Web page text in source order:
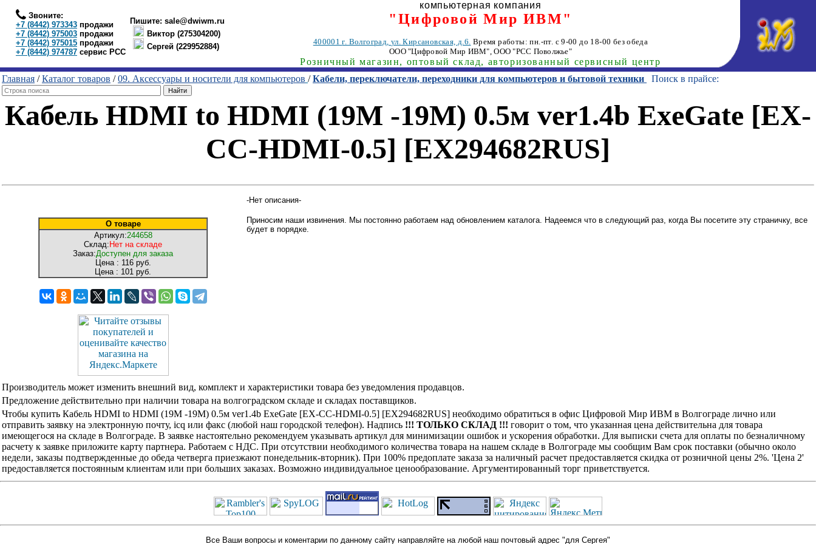
Звоните:
+7 (8442) 973343 продажи
+7 (8442) 975003 продажи
+7 (8442) 975015 продажи
+7 (8442) 974787 сервис РСС
Пишите: sale@dwiwm.ru
Виктор (275304200)
Сергей (229952884)
компьютерная компания
"Цифровой Мир ИВМ"
400001г. Волгоград, ул. Кирсановская, д.6. Время работы: пн.-пт. с 9-00 до 18-00 без обеда
ООО "Цифровой Мир ИВМ", ООО "РСС Поволжье"
Розничный магазин, оптовый склад, авторизованный сервисный центр
Главная /Каталог товаров /09. Аксессуары и носители для компьютеров /Кабели, переключатели, переходники для компьютеров и бытовой техники Поиск в прайсе:
Кабель HDMI to HDMI (19M -19M) 0.5м ver1.4b ExeGate [EX-
CC-HDMI-0.5] [EX294682RUS]
О товаре
Артикул:244658
Склад: Нет на складе
Заказ:Доступен для заказа
Цена : 116 руб.
Цена : 101 руб.
-Нет описания-
Приносим наши извинения. Мы постоянно работаем над обновлением каталога. Надеемся что в следующий раз, когда Вы посетите эту страничку, все
будет в порядке.
Производитель может изменить внешний вид, комплект и характеристики товара без уведомления продавцов.
Предложение действительно при наличии товара на волгоградском складе и складах поставщиков.
Чтобы купить Кабель HDMI to HDMI (19M -19M) 0.5м ver1.4b ExeGate [EX-CC-HDMI-0.5] [EX294682RUS] необходимо обратиться в офис Цифровой Мир ИВМ в Волгограде лично или
отправить заявку на электронную почту, icq или факс (любой наш городской телефон). Надпись !!! ТОЛЬКО СКЛАД !!! говорит о том, что указанная цена действительна для товара
имеющегося на складе в Волгограде. В заявке настоятельно рекомендуем указывать артикул для минимизации ошибок и ускорения обработки. Для выписки счета для оплаты по безналичному
расчету к заявке приложите карту партнера. Работаем с НДС. При отсутствии необходимого количества товара на нашем складе в Волгограде мы сообщим Вам срок поставки (обычно около
недели, заказы подтвержденные до обеда четверга приезжают понедельник-вторник). При 100% предоплате заказа за наличный расчет предоставляется скидка от розничной цены 2%. 'Цена 2'
предоставляется постоянным клиентам или при больших заказах. Возможно индивидуальное ценообразование. Аргументированный торг приветствуется.
Все Ваши вопросы и коментарии по данному сайту направляйте на любой наш почтовый адрес "для Сергея"